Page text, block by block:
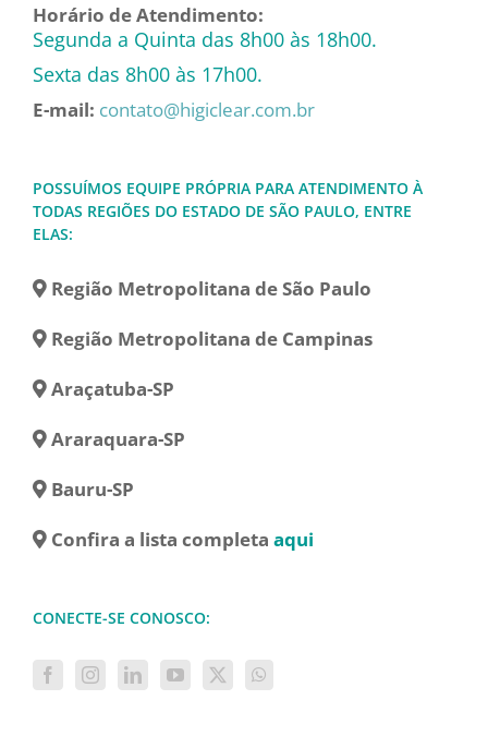
Horário de Atendimento:
Segunda a Quinta das 8h00 às 18h00.
Sexta das 8h00 às 17h00.
E-mail: contato@higiclear.com.br
POSSUÍMOS EQUIPE PRÓPRIA PARA ATENDIMENTO À
TODAS REGIÕES DO ESTADO DE SÃO PAULO, ENTRE
ELAS:
Região Metropolitana de São Paulo
Região Metropolitana de Campinas
Araçatuba-SP
Araraquara-SP
Bauru-SP
Confira a lista completa aqui
CONECTE-SE CONOSCO: